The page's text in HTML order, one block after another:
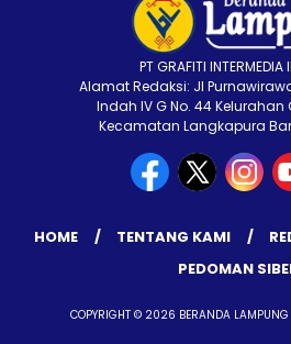
PT GRAFITI INTERMEDIA
Alamat Redaksi: Jl
Indah IV G No. 44
Kecamatan Langkapura
HOME TENTANG KAMI
PEDOMAN
COPYRIGHT © 2026 BERANDA LAMPUNG